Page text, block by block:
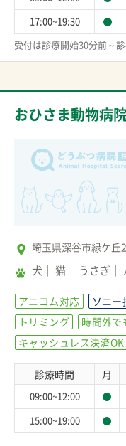
17:00~19:30
受付は診療開始30分前～
おひさま動物病
埼玉県深谷市緑ケ丘
犬 猫 うさぎ
アニコム対応 ソニ
トリミング
時間外で
キャッシュレス決済OK
診療時間 月
09:00~12:00
15:00~19:00